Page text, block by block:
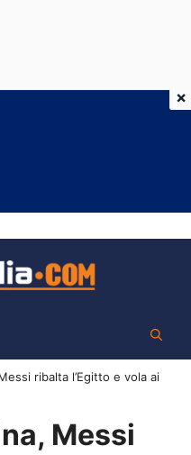
ribalta l’Egitto e vola ai
Messi
×